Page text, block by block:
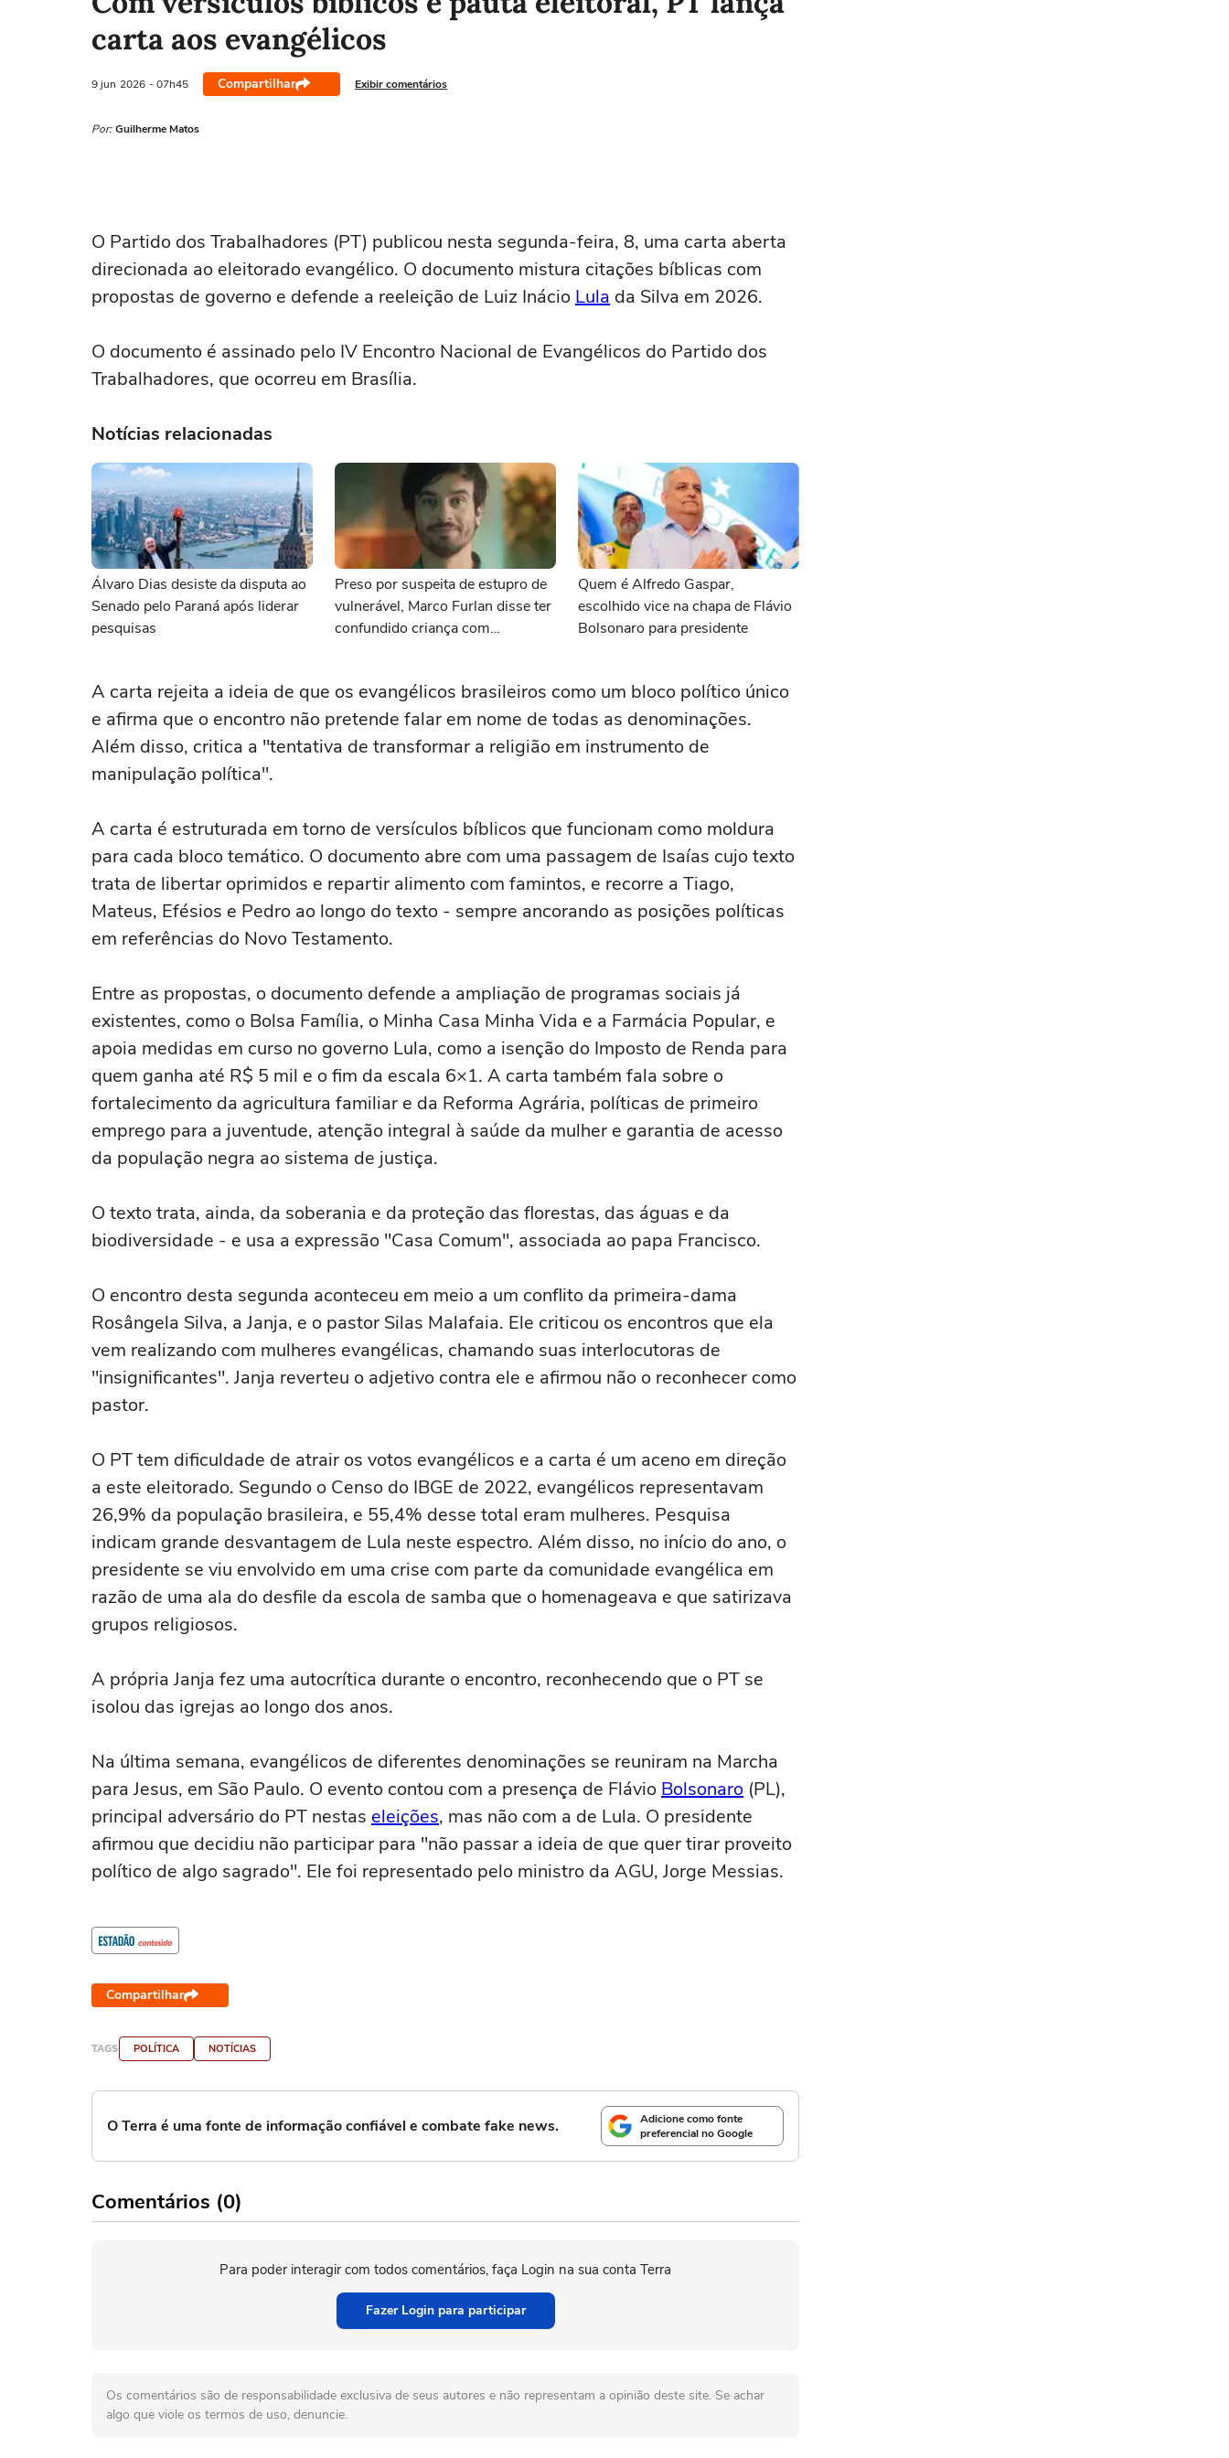
carta aos evangélicos
9 jun 2026 - 07h45 Compartilhar Exibir comentários
Por: Guilherme Matos
O Partido dos Trabalhadores (PT) publicou nesta segunda-feira, 8, uma carta aberta
direcionada ao eleitorado evangélico. O documento mistura citações bíblicas com
propostas de governo e defende a reeleição de Luiz Inácio Lula da Silva em 2026.
O documento é assinado pelo IV Encontro Nacional de Evangélicos do Partido dos
Trabalhadores, que ocorreu em Brasília.
Notícias relacionadas
Álvaro Dias desiste da disputa ao
Senado pelo Paraná após liderar
pesquisas
Preso por suspeita de estupro de
vulnerável, Marco Furlan disse ter
confundido criança com
Quem é Alfredo Gaspar,
escolhido vice na chapa de Flávio
Bolsonaro para presidente
A carta rejeita a ideia de que os evangélicos brasileiros como um bloco político único
e afirma que o encontro não pretende falar em nome de todas as denominações.
Além disso, critica a "tentativa de transformar a religião em instrumento de
manipulação política".
A carta é estruturada em torno de versículos bíblicos que funcionam como moldura
para cada bloco temático. O documento abre com uma passagem de Isaías cujo texto
trata de libertar oprimidos e repartir alimento com famintos, e recorre a Tiago,
Mateus, Efésios e Pedro ao longo do texto - sempre ancorando as posições políticas
em referências do Novo Testamento.
Entre as propostas, o documento defende a ampliação de programas sociais já
existentes, como o Bolsa Família, o Minha Casa Minha Vida e a Farmácia Popular, e
apoia medidas em curso no governo Lula, como a isenção do Imposto de Renda para
quem ganha até R$ 5 mil e o fim da escala 6×1. A carta também fala sobre o
fortalecimento da agricultura familiar e da Reforma Agrária, políticas de primeiro
emprego para a juventude, atenção integral à saúde da mulher e garantia de acesso
da população negra ao sistema de justiça.
O texto trata, ainda, da soberania e da proteção das florestas, das águas e da
biodiversidade - e usa a expressão "Casa Comum", associada ao papa Francisco.
O encontro desta segunda aconteceu em meio a um conflito da primeira-dama
Rosângela Silva, a Janja, e o pastor Silas Malafaia. Ele criticou os encontros que ela
vem realizando com mulheres evangélicas, chamando suas interlocutoras de
"insignificantes". Janja reverteu o adjetivo contra ele e afirmou não o reconhecer como
pastor.
O PT tem dificuldade de atrair os votos evangélicos e a carta é um aceno em direção
a este eleitorado. Segundo o Censo do IBGE de 2022, evangélicos representavam
26,9% da população brasileira, e 55,4% desse total eram mulheres. Pesquisa
indicam grande desvantagem de Lula neste espectro. Além disso, no início do ano, o
presidente se viu envolvido em uma crise com parte da comunidade evangélica em
razão de uma ala do desfile da escola de samba que o homenageava e que satirizava
grupos religiosos.
A própria Janja fez uma autocrítica durante o encontro, reconhecendo que o PT se
isolou das igrejas ao longo dos anos.
Na última semana, evangélicos de diferentes denominações se reuniram na Marcha
para Jesus, em São Paulo. O evento contou com a presença de Flávio Bolsonaro (PL),
principal adversário do PT nestas eleições, mas não com a de Lula. O presidente
afirmou que decidiu não participar para "não passar a ideia de que quer tirar proveito
político de algo sagrado". Ele foi representado pelo ministro da AGU, Jorge Messias.
Compartilhar
TAGS POLÍTICA NOTÍCIAS
O Terra é uma fonte de informação confiável e combate fake news.
Adicione como fonte
preferencial no Google
Comentários (0)
Para poder interagir com todos comentários, faça Login na sua conta Terra
Fazer Login para participar
Os comentários são de responsabilidade exclusiva de seus autores e não representam a opinião deste site. Se achar
algo que viole os termos de uso, denuncie.